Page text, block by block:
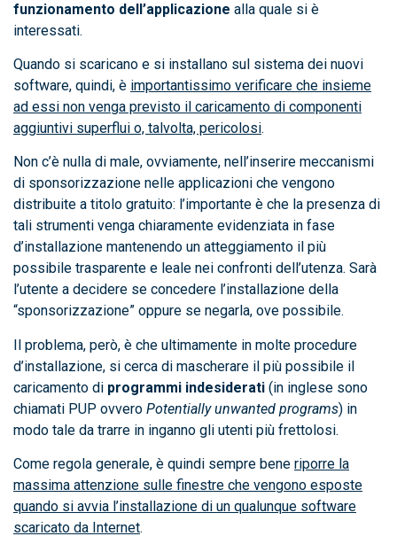
funzionamento dell’applicazione alla quale si è
interessati.
Quando si scaricano e si installano sul sistema dei nuovi
software, quindi, è importantissimo verificare che insieme
ad essi non venga previsto il caricamento di componenti
aggiuntivi superflui o, talvolta, pericolosi.
Non c’è nulla di male, ovviamente, nell’inserire meccanismi
di sponsorizzazione nelle applicazioni che vengono
distribuite a titolo gratuito: l’importante è che la presenza di
tali strumenti venga chiaramente evidenziata in fase
d’installazione mantenendo un atteggiamento il più
possibile trasparente e leale nei confronti dell’utenza. Sarà
l’utente a decidere se concedere l’installazione della
“sponsorizzazione” oppure se negarla, ove possibile.
Il problema, però, è che ultimamente in molte procedure
d’installazione, si cerca di mascherare il più possibile il
caricamento di programmi indesiderati (in inglese sono
chiamati PUP ovvero Potentially unwanted programs) in
modo tale da trarre in inganno gli utenti più frettolosi.
Come regola generale, è quindi sempre bene riporre la
massima attenzione sulle finestre che vengono esposte
quando si avvia l’installazione di un qualunque software
scaricato da Internet.